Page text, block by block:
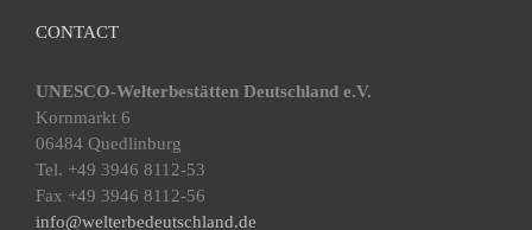
CONTACT
UNESCO-Welterbestätten Deutschland e.V.
Kornmarkt 6
06484 Quedlinburg
Tel. +49 3946 8112-53
Fax +49 3946 8112-56
info@welterbedeutschland.de